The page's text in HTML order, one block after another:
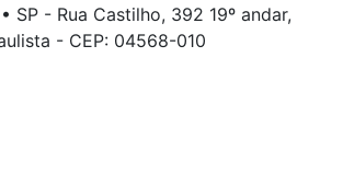
SP - Rua Castilho, 392 19º andar,
- CEP: 04568-010